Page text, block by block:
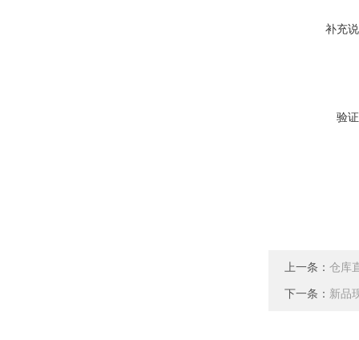
补充
验
上一条： 仓库
下一条： 新品